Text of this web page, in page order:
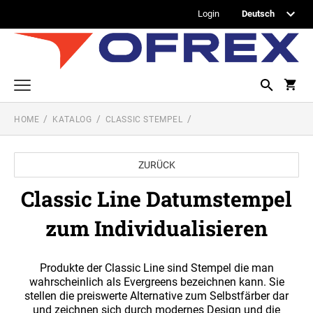
Login
Printy Textstempel
Taschenstempel
Professional Textstempel
Professional Datum- und Ziffernbandstempel
PROFESSIONAL DATUMSTEMPEL
PROFESSIONAL WORTBANDDREHSTEMPEL
Printy Datumstempel
PRINTY WORTBANDREHSTEMPEL
Office Printy
Textplatten
HOME KATALOG CLASSIC STEMPEL
ZURÜCK
Classic Line Datumstempel
zum Individualisieren
Produkte der Classic Line sind Stempel die man
wahrscheinlich als Evergreens bezeichnen kann. Sie
stellen die preiswerte Alternative zum Selbstfärber dar
und zeichnen sich durch modernes Design und die